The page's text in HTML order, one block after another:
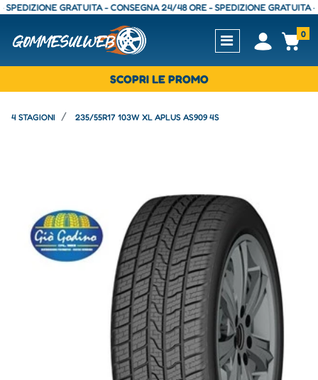
GRATUITA - CONSEGNA 24/48 ORE - SPEDIZIONE GRATUITA -
Open0
SCOPRI LE PROMO
4 STAGIONI 235/55R17 103W XL APLUS AS909 4S